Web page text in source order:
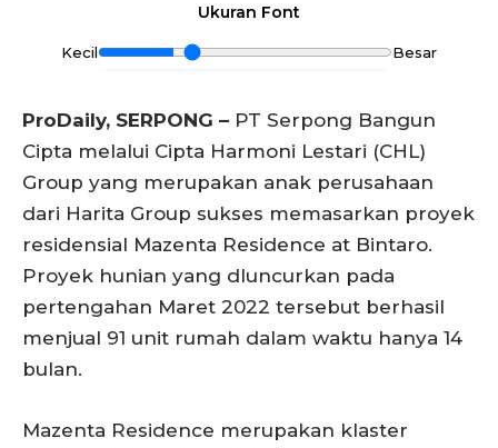
Ukuran Font
Kecil Besar
ProDaily, SERPONG – PT Serpong Bangun
Cipta melalui Cipta Harmoni Lestari (CHL)
Group yang merupakan anak perusahaan
dari Harita Group sukses memasarkan proyek
residensial Mazenta Residence at Bintaro.
Proyek hunian yang dluncurkan pada
pertengahan Maret 2022 tersebut berhasil
menjual 91 unit rumah dalam waktu hanya 14
bulan.
Mazenta Residence merupakan klaster